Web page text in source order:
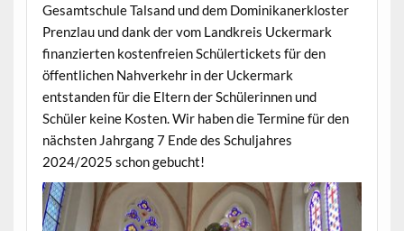
Gesamtschule Talsand und dem Dominikanerkloster
Prenzlau und dank der vom Landkreis Uckermark
finanzierten kostenfreien Schülertickets für den
öffentlichen Nahverkehr in der Uckermark
entstanden für die Eltern der Schülerinnen und
Schüler keine Kosten. Wir haben die Termine für den
nächsten Jahrgang 7 Ende des Schuljahres
2024/2025 schon gebucht!